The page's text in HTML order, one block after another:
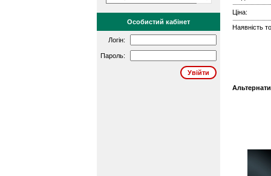
Особистий кабінет
Логін:
Пароль:
Ціна:
Наявність